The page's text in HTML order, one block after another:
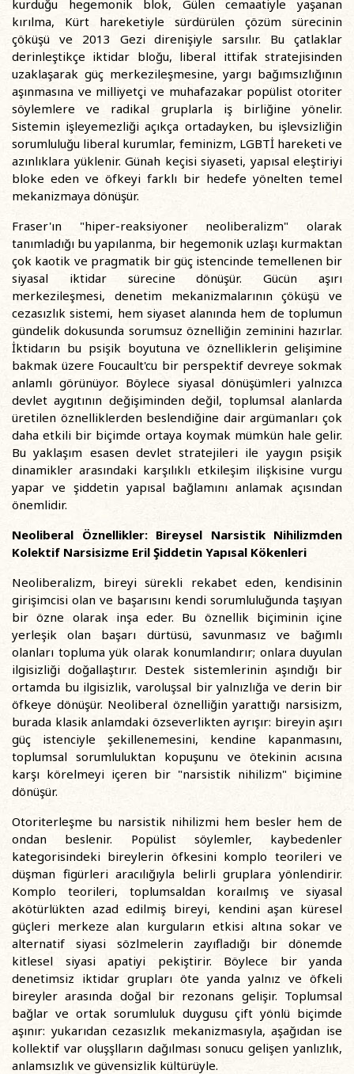
kurduğu hegemonik blok, Gülen cemaatiyle yaşanan
kırılma, Kürt hareketiyle sürdürülen çözüm sürecinin
çöküşü ve 2013 Gezi direnişiyle sarsılır. Bu çatlaklar
derinleştikçe iktidar bloğu, liberal ittifak stratejisinden
uzaklaşarak güç merkezileşmesine, yargı bağımsızlığının
aşınmasına ve milliyetçi ve muhafazakar popülist otoriter
söylemlere ve radikal gruplarla iş birliğine yönelir.
Sistemin işleyemezliği açıkça ortadayken, bu işlevsizliğin
sorumluluğu liberal kurumlar, feminizm, LGBTİ hareketi ve
azınlıklara yüklenir. Günah keçisi siyaseti, yapısal eleştiriyi
bloke eden ve öfkeyi farklı bir hedefe yönelten temel
mekanizmaya dönüşür.
Fraser'ın "hiper-reaksiyoner neoliberalizm" olarak
tanımladığı bu yapılanma, bir hegemonik uzlaşı kurmaktan
çok kaotik ve pragmatik bir güç istencinde temellenen bir
siyasal iktidar sürecine dönüşür. Gücün aşırı
merkezileşmesi, denetim mekanizmalarının çöküşü ve
cezasızlık sistemi, hem siyaset alanında hem de toplumun
gündelik dokusunda sorumsuz öznelliğin zeminini hazırlar.
İktidarın bu psişik boyutuna ve öznelliklerin gelişimine
bakmak üzere Foucault'cu bir perspektif devreye sokmak
anlamlı görünüyor. Böylece siyasal dönüşümleri yalnızca
devlet aygıtının değişiminden değil, toplumsal alanlarda
üretilen öznelliklerden beslendiğine dair argümanları çok
daha etkili bir biçimde ortaya koymak mümkün hale gelir.
Bu yaklaşım esasen devlet stratejileri ile yaygın psişik
dinamikler arasındaki karşılıklı etkileşim ilişkisine vurgu
yapar ve şiddetin yapısal bağlamını anlamak açısından
önemlidir.
Neoliberal Öznellikler: Bireysel Narsistik Nihilizmden
Kolektif Narsisizme Eril Şiddetin Yapısal Kökenleri
Neoliberalizm, bireyi sürekli rekabet eden, kendisinin
girişimcisi olan ve başarısını kendi sorumluluğunda taşıyan
bir özne olarak inşa eder. Bu öznellik biçiminin içine
yerleşik olan başarı dürtüsü, savunmasız ve bağımlı
olanları topluma yük olarak konumlandırır; onlara duyulan
ilgisizliği doğallaştırır. Destek sistemlerinin aşındığı bir
ortamda bu ilgisizlik, varoluşsal bir yalnızlığa ve derin bir
öfkeye dönüşür. Neoliberal öznelliğin yarattığı narsisizm,
burada klasik anlamdaki özseverlikten ayrışır: bireyin aşırı
güç istenciyle şekillenemesini, kendine kapanmasını,
toplumsal sorumluluktan kopuşunu ve ötekinin acısına
karşı körelmeyi içeren bir "narsistik nihilizm" biçimine
dönüşür.
Otoriterleşme bu narsistik nihilizmi hem besler hem de
ondan beslenir. Popülist söylemler, kaybedenler
kategorisindeki bireylerin öfkesini komplo teorileri ve
düşman figürleri aracılığıyla belirli gruplara yönlendirir.
Komplo teorileri, toplumsaldan koraılmış ve siyasal
akötürlükten azad edilmiş bireyi, kendini aşan küresel
güçleri merkeze alan kurguların etkisi altına sokar ve
alternatif siyasi sözlmelerin zayıfladığı bir dönemde
kitlesel siyasi apatiyi pekiştirir. Böylece bir yanda
denetimsiz iktidar grupları öte yanda yalnız ve öfkeli
bireyler arasında doğal bir rezonans gelişir. Toplumsal
bağlar ve ortak sorumluluk duygusu çift yönlü biçimde
aşınır: yukarıdan cezasızlık mekanizmasıyla, aşağıdan ise
kollektif var oluşşlların dağılması sonucu gelişen yanlızlık,
anlamsızlık ve güvensizlik kültürüyle.